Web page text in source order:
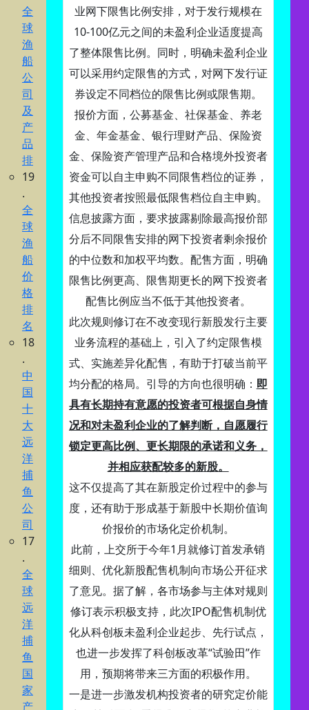
全
球
渔
船
公
司
及
产
品
排
19
.
全
球
渔
船
价
格
排
名
18
.
中
国
十
大
远
洋
捕
鱼
公
司
17
.
全
球
远
洋
捕
鱼
国
家
产
业网下限售比例安排，对于发行规模在
10-100亿元之间的未盈利企业适度提高
了整体限售比例。同时，明确未盈利企业
可以采用约定限售的方式，对网下发行证
券设定不同档位的限售比例或限售期。
报价方面，公募基金、社保基金、养老
金、年金基金、银行理财产品、保险资
金、保险资产管理产品和合格境外投资者
资金可以自主申购不同限售档位的证券，
其他投资者按照最低限售档位自主申购。
信息披露方面，要求披露剔除最高报价部
分后不同限售安排的网下投资者剩余报价
的中位数和加权平均数。配售方面，明确
限售比例更高、限售期更长的网下投资者
配售比例应当不低于其他投资者。
此次规则修订在不改变现行新股发行主要
业务流程的基础上，引入了约定限售模
式、实施差异化配售，有助于打破当前平
均分配的格局。引导的方向也很明确： 即
具有长期持有意愿的投资者可根据自身情
况和对未盈利企业的了解判断，自愿履行
锁定更高比例、更长期限的承诺和义务，
并相应获配较多的新股。
这不仅提高了其在新股定价过程中的参与
度，还有助于形成基于新股中长期价值询
价报价的市场化定价机制。
此前，上交所于今年1月就修订首发承销
细则、优化新股配售机制向市场公开征求
了意见。据了解，各市场参与主体对规则
修订表示积极支持，此次IPO配售机制优
化从科创板未盈利企业起步、先行试点，
也进一步发挥了科创板改革“试验田”作
用，预期将带来三方面的积极作用。
一是进一步激发机构投资者的研究定价能